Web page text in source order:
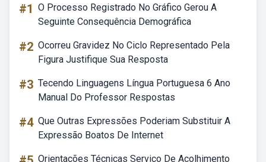
#1 O Processo Registrado No Gráfico Gerou A
Seguinte Consequência Demográfica
#2 Ocorreu Gravidez No Ciclo Representado Pela
Figura Justifique Sua Resposta
#3 Tecendo Linguagens Língua Portuguesa 6 Ano
Manual Do Professor Respostas
#4 Que Outras Expressões Poderiam Substituir A
Expressão Boatos De Internet
Orientações Técnicas Serviço De Acolhimento